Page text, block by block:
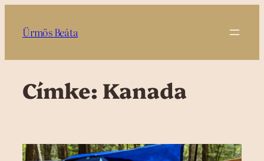
tartalomhoz
Ürmös Beáta
Címke: Kanada